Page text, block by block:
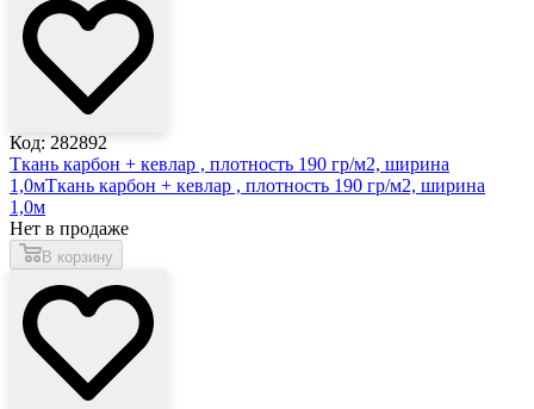
Код: 282892
Ткань карбон + кевлар , плотность 190 гр/м2, ширина
1,0мТкань карбон + кевлар , плотность 190 гр/м2, ширина
1,0м
Нет в продаже
В корзину